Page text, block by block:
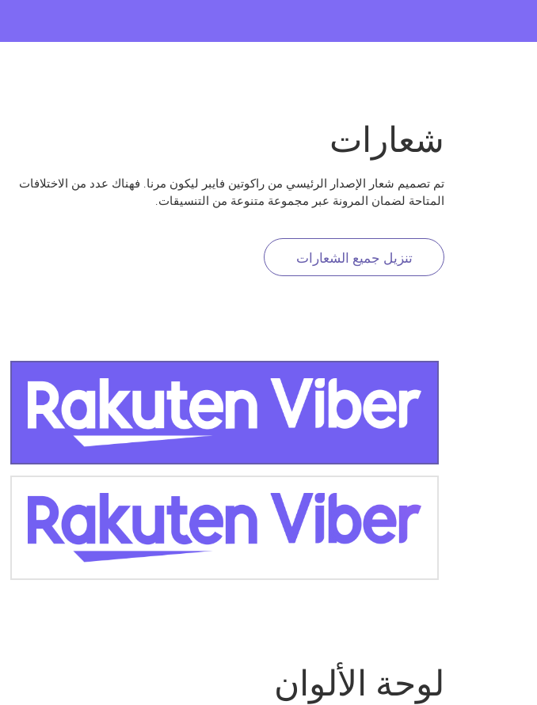
شعارات
تم تصميم شعار الإصدار الرئيسي من راكوتين فايبر ليكون مرنا. فهناك عدد من الاختلافات
المتاحة لضمان المرونة عبر مجموعة متنوعة من التنسيقات.
تنزيل جميع الشعارات
لوحة الألوان